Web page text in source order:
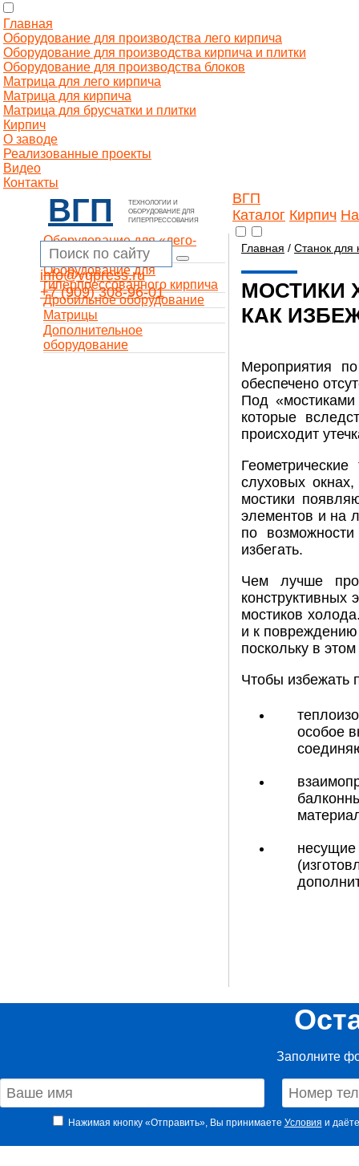
Главная
Оборудование для производства лего кирпича
Оборудование для производства кирпича и плитки
Оборудование для производства блоков
Матрица для лего кирпича
Матрица для кирпича
Матрица для брусчатки и плитки
Кирпич
О заводе
Реализованные проекты
Видео
Контакты
ВГП
ТЕХНОЛОГИИ И
ОБОРУДОВАНИЕ ДЛЯ
ГИПЕРПРЕССОВАНИЯ
ВГП
Каталог Кирпич
info@vgpress.ru
+7 (909) 308-96-01
Оборудование для «лего-
кирпича»
Оборудование для
гиперпрессованного кирпича
Дробильное оборудование
Матрицы
Дополнительное
оборудование
Главная / Станок для
МОСТИКИ
КАК
Мероприятия
обеспечено
Под
которые
происходит
слуховых
мостики
элементов и на
по
избегать.
Чем лучше
конструктивных
мостиков
и к повреждению
поскольку в
Чтобы избежать
особое
несущие
Заполните
Нажимая кнопку «Отправить», Вы принимаете Условия и